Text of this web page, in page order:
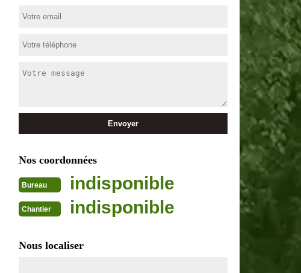
Nos coordonnées
Bureau indisponible
Chantier indisponible
Nous localiser